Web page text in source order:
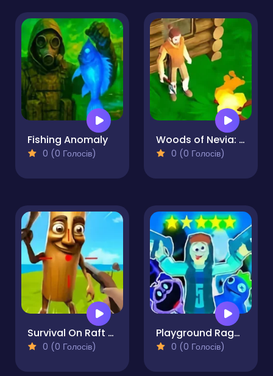
Fishing Anomaly
0 (0 Голосів)
Woods of Nevia: Forest Survival
0 (0 Голосів)
Survival On Raft Multiplayer
0 (0 Голосів)
Playground Ragdoll Sandbox
0 (0 Голосів)